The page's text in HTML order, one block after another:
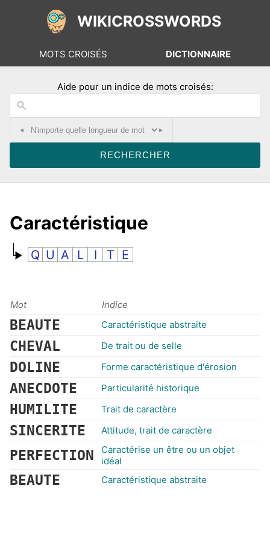
WIKICROSSWORDS
MOTS CROISÉS DICTIONNAIRE
Aide pour un indice de mots croisés:
◂ ▸
Caractéristique
Q U A L I T E
Mot Indice
BEAUTE Caractéristique abstraite
CHEVAL De trait ou de selle
DOLINE Forme caractéristique d'érosion
ANECDOTE Particularité historique
HUMILITE Trait de caractère
SINCERITE Attitude, trait de caractère
PERFECTION
Caractérise un être ou un objet
idéal
BEAUTE Caractéristique abstraite